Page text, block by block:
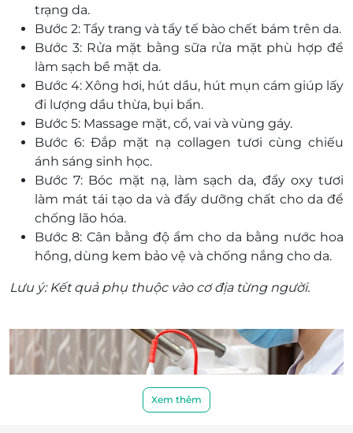
trạng da.
Bước 2: Tẩy trang và tẩy tế bào chết bám trên da.
Bước 3: Rửa mặt bằng sữa rửa mặt phù hợp để
làm sạch bề mặt da.
Bước 4: Xông hơi, hút dầu, hút mụn cám giúp lấy
đi lượng dầu thừa, bụi bẩn.
Bước 5: Massage mặt, cổ, vai và vùng gáy.
Bước 6: Đắp mặt nạ collagen tươi cùng chiếu
ánh sáng sinh học.
Bước 7: Bóc mặt nạ, làm sạch da, đẩy oxy tươi
làm mát tái tạo da và đẩy dưỡng chất cho da để
chống lão hóa.
Bước 8: Cân bằng độ ẩm cho da bằng nước hoa
hồng, dùng kem bảo vệ và chống nắng cho da.
Lưu ý: Kết quả phụ thuộc vào cơ địa từng người.
Xem thêm